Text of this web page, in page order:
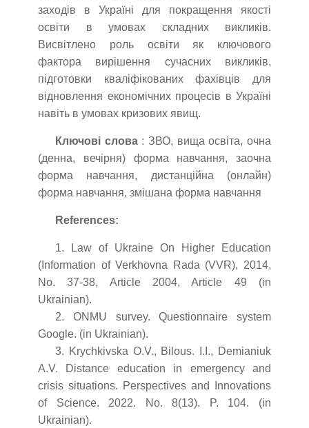
заходів в Україні для покращення якості
освіти в умовах складних викликів.
Висвітлено роль освіти як ключового
фактора вирішення сучасних викликів,
підготовки кваліфікованих фахівців для
відновлення економічних процесів в Україні
навіть в умовах кризових явищ.
Ключові слова: ЗВО, вища освіта, очна
(денна, вечірня) форма навчання, заочна
форма навчання, дистанційна (онлайн)
форма навчання, змішана форма навчання
References:
1. Law of Ukraine On Higher Education
(Information of Verkhovna Rada (VVR), 2014,
No. 37-38, Article 2004, Article 49 (in
Ukrainian).
2. ONMU survey. Questionnaire system
Google. (in Ukrainian).
3. Krychkivska O.V., Bilous. I.I., Demianiuk
A.V. Distance education in emergency and
crisis situations. Perspectives and Innovations
of Science. 2022. No. 8(13). P. 104. (in
Ukrainian).